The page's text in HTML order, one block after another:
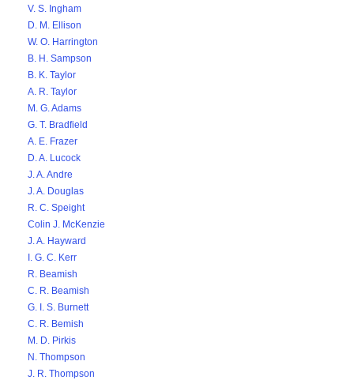
V. S. Ingham
D. M. Ellison
W. O. Harrington
B. H. Sampson
B. K. Taylor
A. R. Taylor
M. G. Adams
G. T. Bradfield
A. E. Frazer
D. A. Lucock
J. A. Andre
J. A. Douglas
R. C. Speight
Colin J. McKenzie
J. A. Hayward
I. G. C. Kerr
R. Beamish
C. R. Beamish
G. I. S. Burnett
C. R. Bemish
M. D. Pirkis
N. Thompson
J. R. Thompson